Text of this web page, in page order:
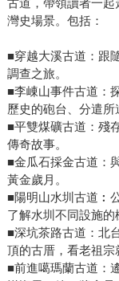
古道，帶領讀者一
灣史場景。包括：
■穿越大溪古道：跟
調查之旅。
■李崠山事件古道：
歷史的砲台、分遣所
■平雙煤礦古道：殘
傳奇故事。
■金瓜石採金古道：
黃金歲月。
■陽明山水圳古道︰
了解水圳不同設施的
■深坑茶路古道：北
頂的古厝，看老祖宗
■前進噶瑪蘭古道：